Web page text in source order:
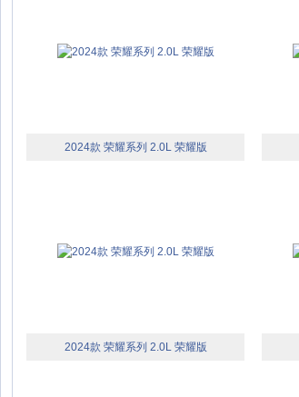
2024款 荣耀系列 2.0L 荣耀版
2024款 荣耀系列 2.0L 荣耀版